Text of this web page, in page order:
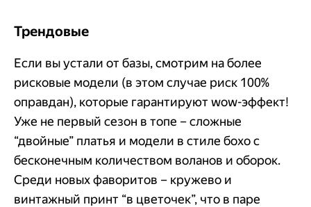
Трендовые
Если вы устали от базы, смотрим на более
рисковые модели (в этом случае риск 100%
оправдан), которые гарантируют wow-эффект!
Уже не первый сезон в топе – сложные
“двойные” платья и модели в стиле бохо с
бесконечным количеством воланов и оборок.
Среди новых фаворитов – кружево и
винтажный принт “в цветочек”, что в паре